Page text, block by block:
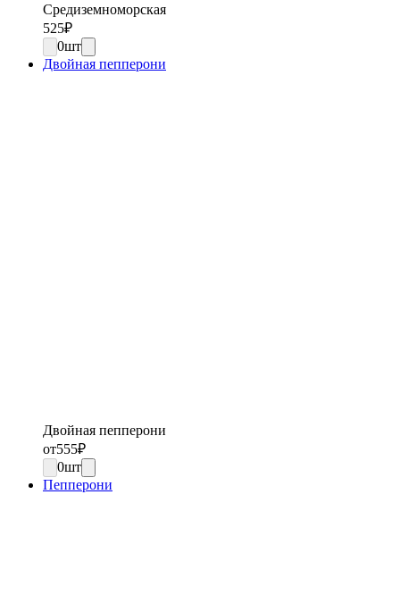
Средиземноморская
525₽
0шт
Двойная пепперони
Двойная пепперони
от555₽
0шт
Пепперони